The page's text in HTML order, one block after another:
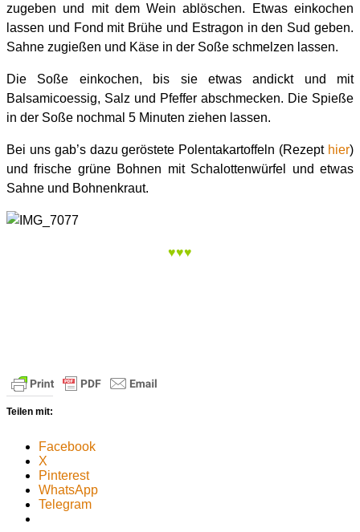
zugeben und mit dem Wein ablöschen. Etwas einkochen
lassen und Fond mit Brühe und Estragon in den Sud geben.
Sahne zugießen und Käse in der Soße schmelzen lassen.
Die Soße einkochen, bis sie etwas andickt und mit
Balsamicoessig, Salz und Pfeffer abschmecken. Die Spieße
in der Soße nochmal 5 Minuten ziehen lassen.
Bei uns gab’s dazu geröstete Polentakartoffeln (Rezept hier)
und frische grüne Bohnen mit Schalottenwürfel und etwas
Sahne und Bohnenkraut.
♥♥♥
Teilen mit:
Facebook
X
Pinterest
WhatsApp
Telegram